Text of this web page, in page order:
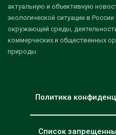
актуальную и объективную
экологической ситуации в
окружающей среды,
коммерческих и общественных
природы.
Политика
Список